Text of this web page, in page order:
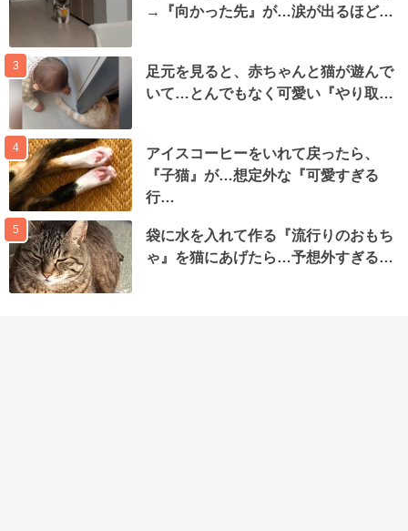
→『向かった先』が…涙が出るほど…
3
足元を見ると、赤ちゃんと猫が遊んで
いて…とんでもなく可愛い『やり取…
4
アイスコーヒーをいれて戻ったら、
『子猫』が…想定外な『可愛すぎる
行…
5
袋に水を入れて作る『流行りのおもち
ゃ』を猫にあげたら…予想外すぎる…